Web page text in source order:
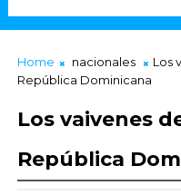
Home nacionales
Los
República Dominicana
Los vaivenes
República